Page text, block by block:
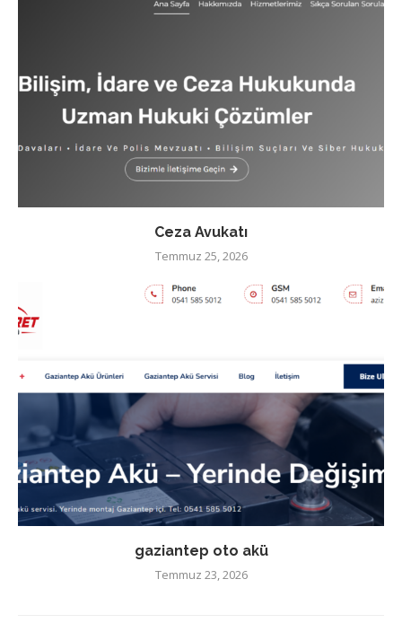
Ceza Avukatı
Temmuz 25, 2026
gaziantep oto akü
Temmuz 23, 2026